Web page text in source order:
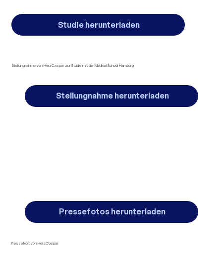
Pressetext von HerzCaspar
Studie herunterladen
Stellungnahme von HerzCaspar zur Studie mit der Medical School Hamburg
Stellungnahme herunterladen
Pressefotos herunterladen